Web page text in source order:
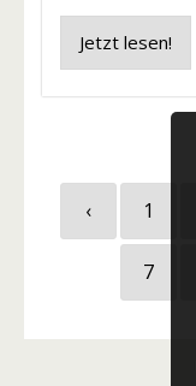
Jetzt lesen!
‹ 1
7